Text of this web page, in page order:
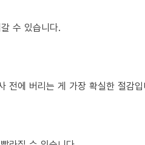
수 있습니다.
전에 버리는 게 가장 확실한 절감